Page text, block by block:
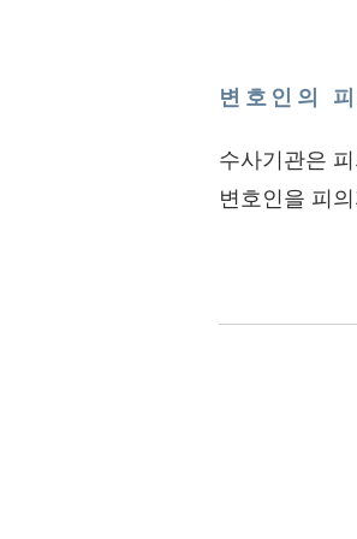
변호인의
수사기관은
변호인을 피